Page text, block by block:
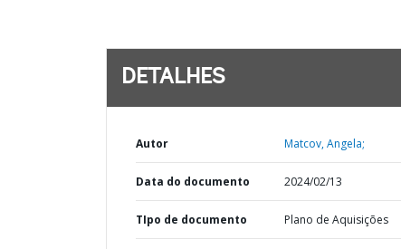
DETALHES
Autor Matcov, Angela;
Data do documento 2024/02/13
TIpo de documento Plano de Aquisições